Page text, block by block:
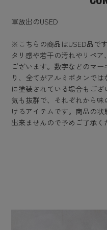
軍放出のUSED
※こちらの商品はUSED品で
タリ感や若干の汚れやリペ
ございます。数字などのマ
り、全てがアルミボタンで
に塗装されている場合もご
気も抜群で、それぞれから
けるアイテムです。商品の
出来ませんので予めご了承く